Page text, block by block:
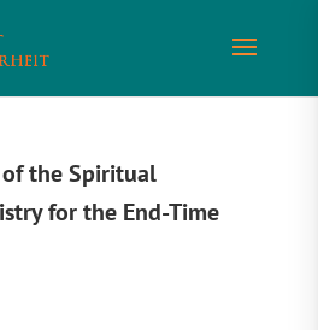
the Spiritual
for the End-Time